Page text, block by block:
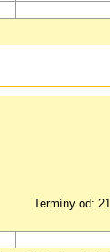
Termíny od: